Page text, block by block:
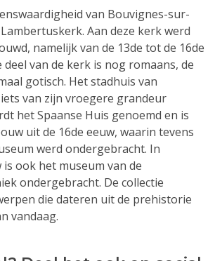
van Bouvignes-sur-
Aan deze kerk werd
namelijk van de 13de tot de 16de
deel van de kerk is nog romaans, de
gotisch. Het stadhuis van
van zijn vroegere grandeur
het Spaanse Huis genoemd en is
uit de 16de eeuw, waarin tevens
werd ondergebracht. In
ook het museum van de
ondergebracht. De collectie
die dateren uit de prehistorie
vandaag.